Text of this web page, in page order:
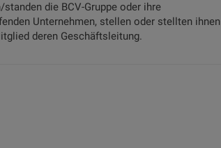
die BCV-Gruppe oder ihre
Unternehmen, stellen oder stellten ihnen
deren Geschäftsleitung.